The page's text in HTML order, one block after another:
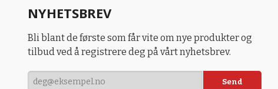
NYHETSBREV
Bli blant de første som får vite om nye produkter og
tilbud ved å registrere deg på vårt nyhetsbrev.